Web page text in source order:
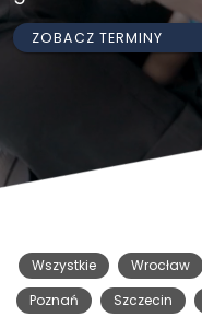
ZOBACZ TERMINY
Wszystkie Wrocław
Poznań
Szczecin